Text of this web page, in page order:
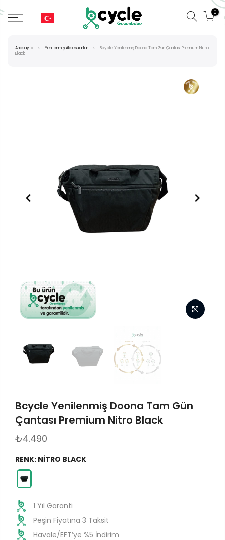
0
Anasayfa Yenilenmiş Aksesuarlar
Bcycle Yenilenmiş Doona Tam Gün Çantası Premium Nitro
Black
Bcycle Yenilenmiş Doona Tam Gün
Çantası Premium Nitro Black
₺4.490
RENK: NITRO BLACK
1 Yıl Garanti
Peşin Fiyatına 3 Taksit
Havale/EFT’ye %5 İndirim